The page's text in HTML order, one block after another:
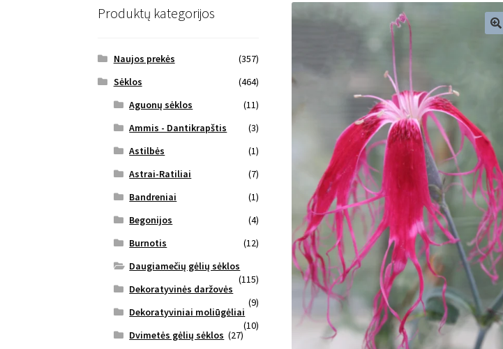
Produktų kategorijos
Naujos prekės
(357)
Sėklos
(464)
Aguonų sėklos
(11)
Ammis - Dantikrapštis
(3)
Astilbės
(1)
Astrai-Ratiliai
(7)
Bandreniai
(1)
Begonijos
(4)
Burnotis
(12)
Daugiamečių gėlių sėklos
(115)
Dekoratyvinės daržovės
(9)
Dekoratyviniai moliūgėliai
(10)
Dvimetės gėlių sėklos (27)